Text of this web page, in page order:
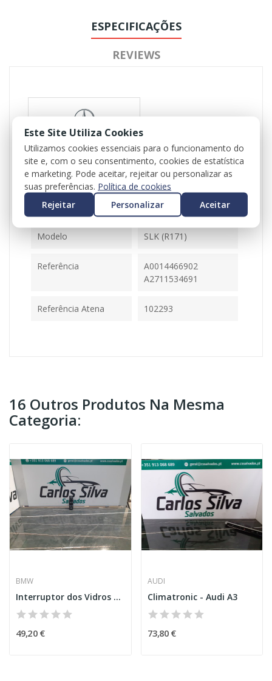
ESPECIFICAÇÕES
REVIEWS
Referência 102293
Disponível 1 Item
Ficha Informativa
Modelo SLK (R171)
Referência
A0014466902
A2711534691
Referência Atena 102293
16 Outros Produtos Na Mesma
Categoria:
BMW
Interruptor dos Vidros – BMW X5 (G05)
49,20 €
AUDI
Climatronic - Audi A3
73,80 €
Este Site Utiliza Cookies
Utilizamos cookies essenciais para o funcionamento do
site e, com o seu consentimento, cookies de estatística
e marketing. Pode aceitar, rejeitar ou personalizar as
suas preferências. Política de cookies
Rejeitar
Personalizar Aceitar